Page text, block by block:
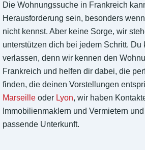
Die Wohnungssuche in Frankreich
Herausforderung sein, besonders
nicht kennst. Aber keine Sorge, wir
unterstützen dich bei jedem Schritt. Du
verlassen, denn wir kennen den
Frankreich und helfen dir dabei, die
finden, die deinen Vorstellungen
Marseille oder Lyon, wir haben
Immobilienmaklern und Vermietern
passende Unterkunft.